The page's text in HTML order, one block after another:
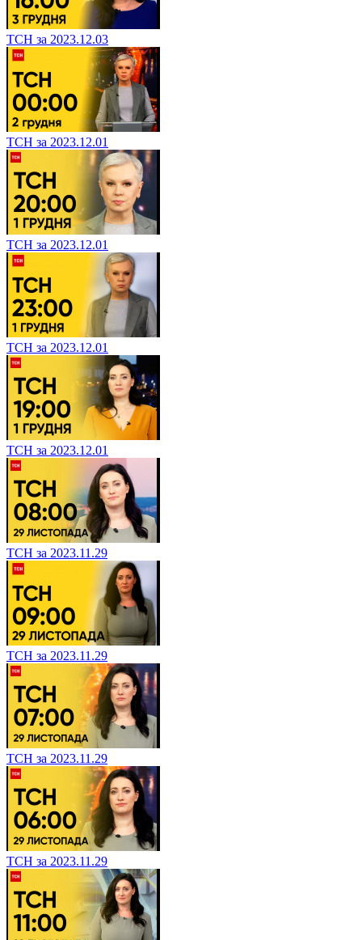
ТСН за 2023.12.03
ТСН за 2023.12.01
ТСН за 2023.12.01
ТСН за 2023.12.01
ТСН за 2023.12.01
ТСН за 2023.11.29
ТСН за 2023.11.29
ТСН за 2023.11.29
ТСН за 2023.11.29